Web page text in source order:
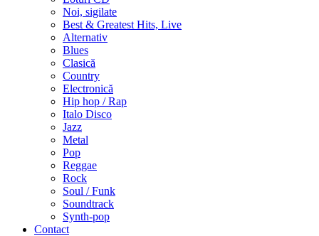
Noi, sigilate
Best & Greatest Hits, Live
Alternativ
Blues
Clasică
Country
Electronică
Hip hop / Rap
Italo Disco
Jazz
Metal
Pop
Reggae
Rock
Soul / Funk
Soundtrack
Synth-pop
Contact